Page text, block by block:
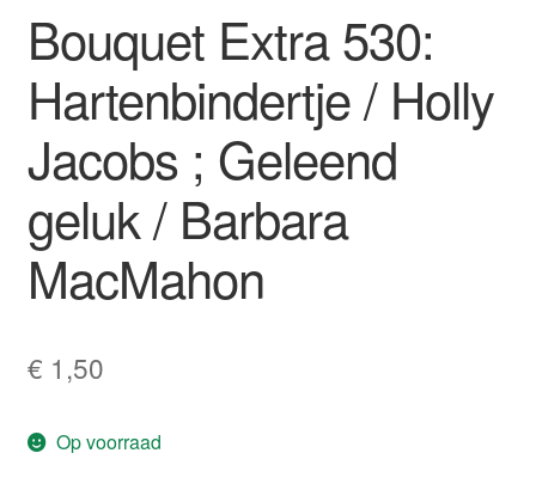
Bouquet Extra 530:
Hartenbindertje / Holly
Jacobs ; Geleend
geluk / Barbara
MacMahon
€ 1,50
Op voorraad